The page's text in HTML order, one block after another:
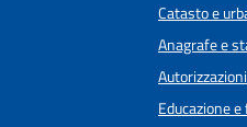
Catasto e
Anagrafe e
Autorizzazioni
Educazione